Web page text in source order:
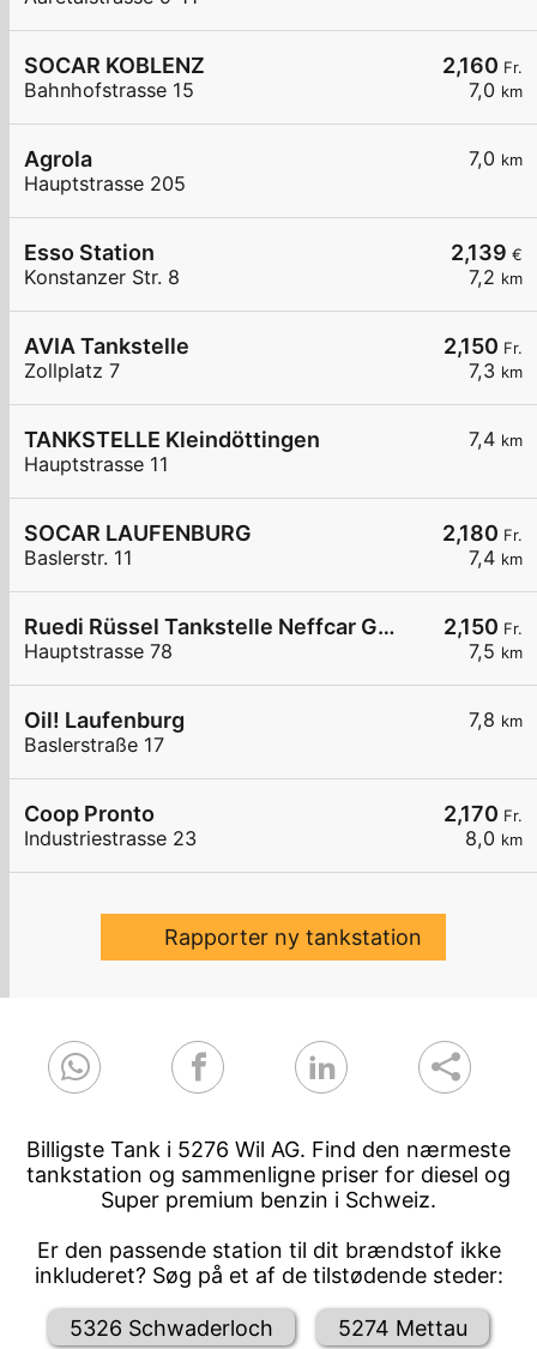
2,160 Fr.
7,0 km
SOCAR KOBLENZ
Bahnhofstrasse 15
7,0 km
Agrola
Hauptstrasse 205
2,139 €
7,2 km
Esso Station
Konstanzer Str. 8
2,150 Fr.
7,3 km
AVIA Tankstelle
Zollplatz 7
7,4 km
TANKSTELLE Kleindöttingen
Hauptstrasse 11
2,180 Fr.
7,4 km
SOCAR LAUFENBURG
Baslerstr. 11
2,150 Fr.
7,5 km
Ruedi Rüssel Tankstelle Neffcar GmbH
Hauptstrasse 78
7,8 km
Oil! Laufenburg
Baslerstraße 17
2,170 Fr.
8,0 km
Coop Pronto
Industriestrasse 23
Rapporter ny tankstation
Billigste Tank i 5276 Wil AG. Find den nærmeste
tankstation og sammenligne priser for diesel og
Super premium benzin i Schweiz.
Er den passende station til dit brændstof ikke
inkluderet? Søg på et af de tilstødende steder:
5326 Schwaderloch 5274 Mettau